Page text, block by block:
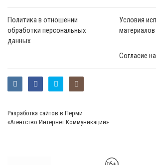
Политика в отношении
обработки персональных
данных
Условия
материалов
Согласие
Разработка сайтов в Перми
«Агентство Интернет Коммуникаций»